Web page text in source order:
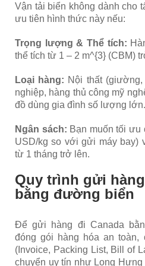
Vận tải biển không dành cho
ưu tiên hình thức này nếu:
Trọng lượng & Thể tích:
thể tích từ 1 – 2 m^{3} (CBM)
Loại hàng: Nội thất (giường,
nghiệp, hàng thủ công mỹ
đồ dùng gia đình số lượng lớn.
Ngân sách: Bạn muốn tối ưu
USD/kg so với gửi máy bay)
từ 1 tháng trở lên.
Quy trình gửi
bằng đường biển
Để gửi hàng đi Canada
đóng gói hàng hóa an
(Invoice, Packing List, Bill of
chuyển uy tín như Long Hưng